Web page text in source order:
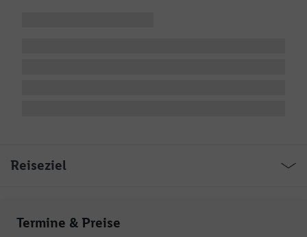
Reiseziel
Termine & Preise